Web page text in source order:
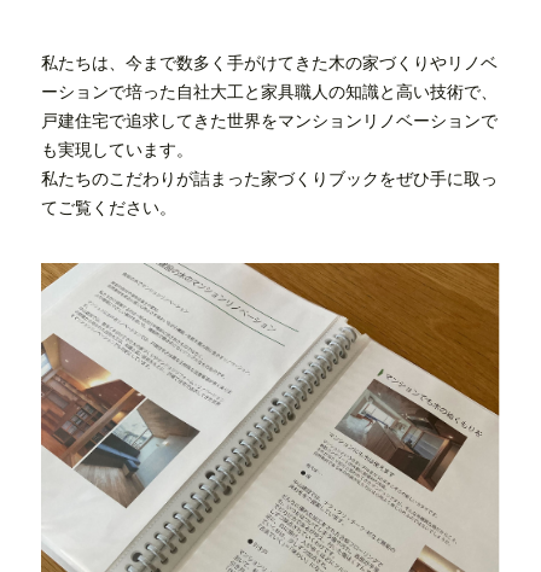
私たちは、今まで数多く手がけてきた木の家づくりやリノベ
ーションで培った自社大工と家具職人の知識と高い技術で、
戸建住宅で追求してきた世界をマンションリノベーションで
も実現しています。
私たちのこだわりが詰まった家づくりブックをぜひ手に取っ
てご覧ください。